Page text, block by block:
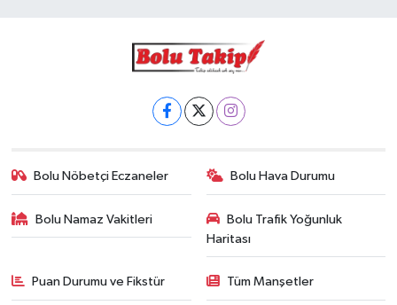
Bolu Nöbetçi Eczaneler Bolu Hava Durumu
Bolu Namaz Vakitleri
Bolu Trafik Yoğunluk
Haritası
Puan Durumu ve Fikstür Tüm Manşetler